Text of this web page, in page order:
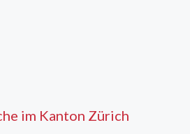
im Kanton Zürich